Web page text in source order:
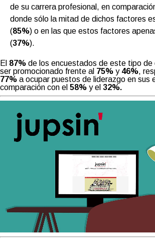
de su carrera profesional, en
donde sólo la mitad de dichos factores
(85%) o en las que estos factores
(37%).
El 87% de los encuestados de este tipo de
ser promocionado frente al 75% y 46%,
77% a ocupar puestos de liderazgo en sus
comparación con el 58% y el 32%.